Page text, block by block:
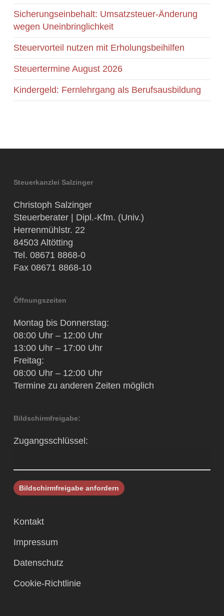
Sicherungseinbehalt: Umsatzsteuer-Änderung
wegen Uneinbringlichkeit
Steuervorteil nutzen mit Erholungsbeihilfen
Steuertermine August 2026
Kindergeld: Fernlehrgang als Berufsausbildung
Steuerkanzlei Salzinger
Christoph Salzinger
Steuerberater | Dipl.-Kfm. (Univ.)
Herrenmühlstr. 22
84503 Altötting
Tel. 08671 8868-0
Fax 08671 8868-10
Öffnungszeiten
Montag bis Donnerstag:
08:00 Uhr – 12:00 Uhr
13:00 Uhr – 17:00 Uhr
Freitag:
08:00 Uhr – 12:00 Uhr
Termine zu anderen Zeiten möglich
Bildschirmfreigabe:
Zugangsschlüssel:
Kontakt
Impressum
Datenschutz
Cookie-Richtlinie